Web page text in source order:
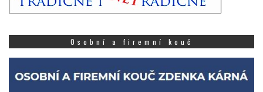
Osobní a firemní kouč